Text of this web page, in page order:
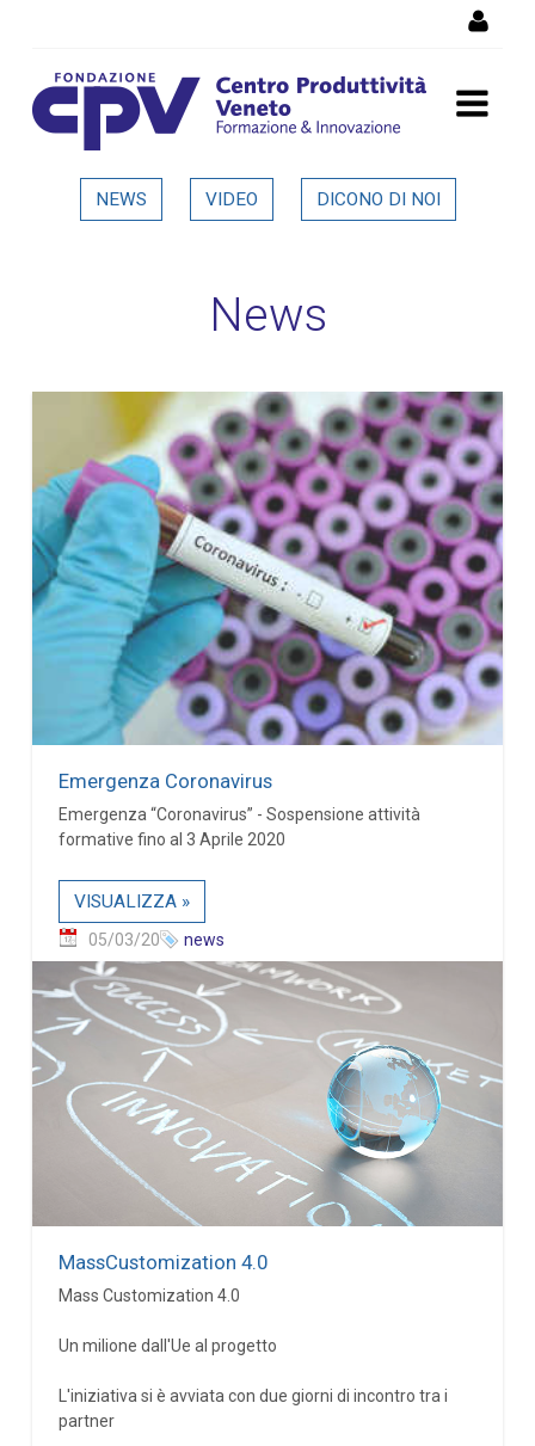
Dettaglio in evidenza
NEWS VIDEO DICONO DI NOI
News
Emergenza Coronavirus
Emergenza “Coronavirus” - Sospensione attività
formative fino al 3 Aprile 2020
VISUALIZZA »
05/03/20 news
MassCustomization 4.0
Mass Customization 4.0
Un milione dall'Ue al progetto
L'iniziativa si è avviata con due giorni di incontro tra i
partner